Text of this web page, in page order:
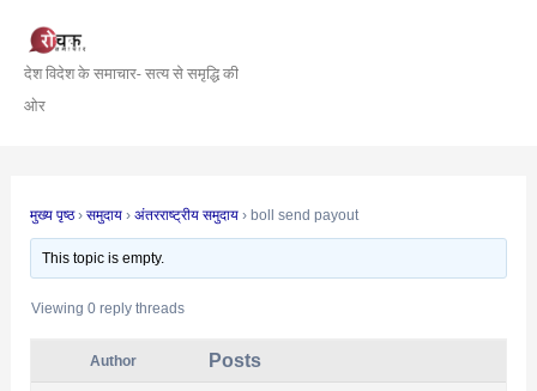
content
देश विदेश के समाचार- सत्य से समृद्धि की
ओर
मुख्य पृष्ठ › समुदाय › अंतरराष्ट्रीय समुदाय › boll send payout
This topic is empty.
Viewing 0 reply threads
Author Posts
navigation